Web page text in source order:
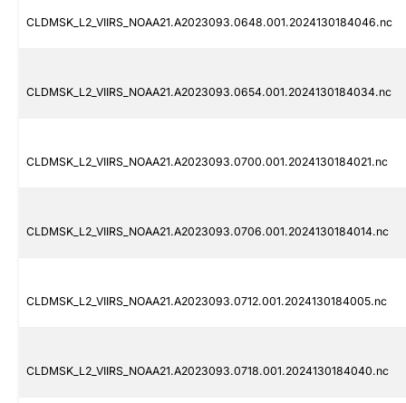
CLDMSK_L2_VIIRS_NOAA21.A2023093.0648.001.2024130184046.nc
CLDMSK_L2_VIIRS_NOAA21.A2023093.0654.001.2024130184034.nc
CLDMSK_L2_VIIRS_NOAA21.A2023093.0700.001.2024130184021.nc
CLDMSK_L2_VIIRS_NOAA21.A2023093.0706.001.2024130184014.nc
CLDMSK_L2_VIIRS_NOAA21.A2023093.0712.001.2024130184005.nc
CLDMSK_L2_VIIRS_NOAA21.A2023093.0718.001.2024130184040.nc